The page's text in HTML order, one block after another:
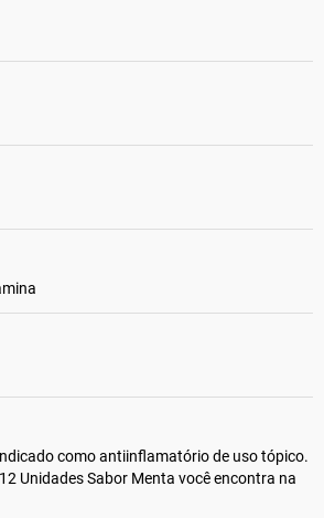
como antiinflamatório de uso tópico.
Unidades Sabor Menta você encontra na